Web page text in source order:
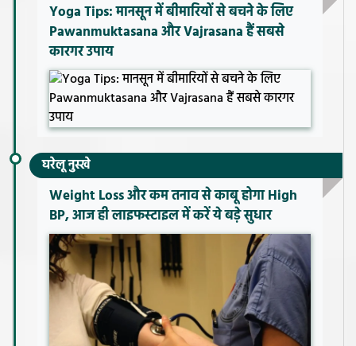
Yoga Tips: मानसून में बीमारियों से बचने के लिए
Pawanmuktasana और Vajrasana हैं सबसे
कारगर उपाय
घरेलू नुस्खे
Weight Loss और कम तनाव से काबू होगा High
BP, आज ही लाइफस्टाइल में करें ये बड़े सुधार